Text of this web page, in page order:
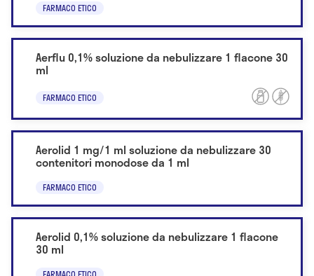
FARMACO ETICO
Aerflu 0,1% soluzione da nebulizzare 1 flacone 30
ml
FARMACO ETICO
Aerolid 1 mg/1 ml soluzione da nebulizzare 30
contenitori monodose da 1 ml
FARMACO ETICO
Aerolid 0,1% soluzione da nebulizzare 1 flacone
30 ml